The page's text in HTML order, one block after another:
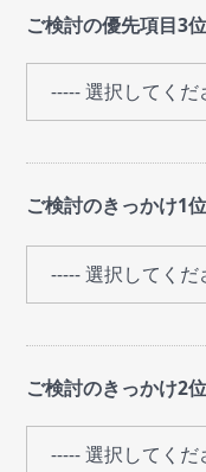
ご検討の優先項目3位
ご検討のきっかけ1位
ご検討のきっかけ2位